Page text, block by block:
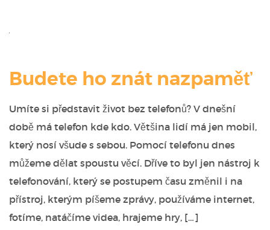
Budete ho znát nazpaměť
Umíte si představit život bez telefonů? V dnešní
době má telefon kde kdo. Většina lidí má jen mobil,
který nosí všude s sebou. Pomocí telefonu dnes
můžeme dělat spoustu věcí. Dříve to byl jen nástroj k
telefonování, který se postupem času změnil i na
přístroj, kterým píšeme zprávy, používáme internet,
fotíme, natáčíme videa, hrajeme hry, […]